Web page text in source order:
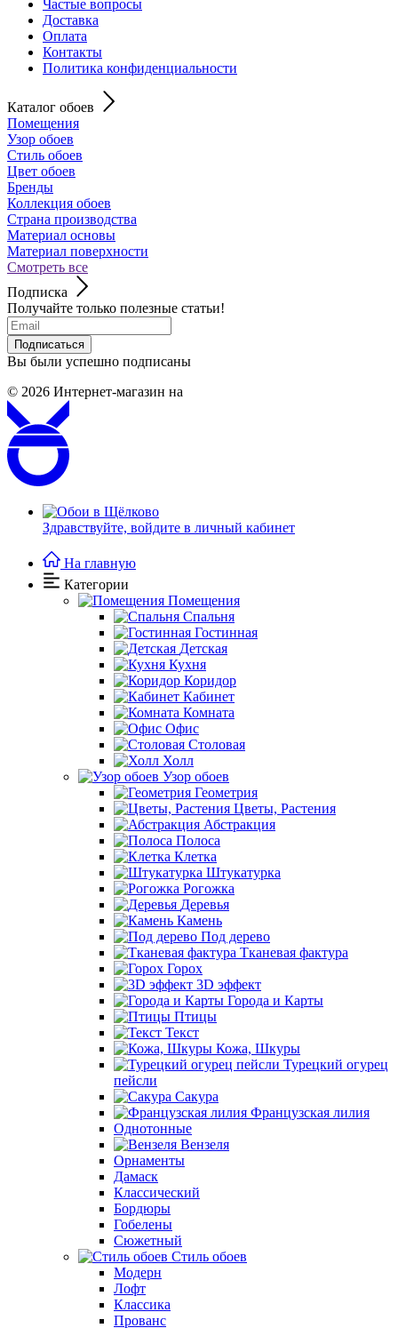
Частые вопросы
Доставка
Оплата
Контакты
Политика конфиденциальности
Каталог обоев
Помещения
Узор обоев
Стиль обоев
Цвет обоев
Бренды
Коллекция обоев
Страна производства
Материал основы
Материал поверхности
Смотреть все
Подписка
Получайте только полезные статьи!
Подписаться
Вы были успешно подписаны
© 2026 Интернет-магазин на
Здравствуйте, войдите в личный кабинет
На главную
Категории
Помещения
Спальня
Гостинная
Детская
Кухня
Коридор
Кабинет
Комната
Офис
Столовая
Холл
Узор обоев
Геометрия
Цветы, Растения
Абстракция
Полоса
Клетка
Штукатурка
Рогожка
Деревья
Камень
Под дерево
Тканевая фактура
Горох
3D эффект
Города и Карты
Птицы
Текст
Кожа, Шкуры
Турецкий огурец
пейсли
Сакура
Французская лилия
Однотонные
Вензеля
Орнаменты
Дамаск
Классический
Бордюры
Гобелены
Сюжетный
Стиль обоев
Модерн
Лофт
Классика
Прованс